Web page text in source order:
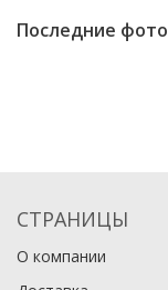
Последние фото
СТРАНИЦЫ
О компании